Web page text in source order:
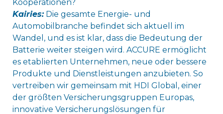
Kooperationen?
Kairies:Die gesamte Energie- und
Automobilbranche befindet sich aktuell im
Wandel, und es ist klar, dass die Bedeutung der
Batterie weiter steigen wird. ACCURE ermöglicht
es etablierten Unternehmen, neue oder bessere
Produkte und Dienstleistungen anzubieten. So
vertreiben wir gemeinsam mit HDI Global, einer
der größten Versicherungsgruppen Europas,
innovative Versicherungslösungen für